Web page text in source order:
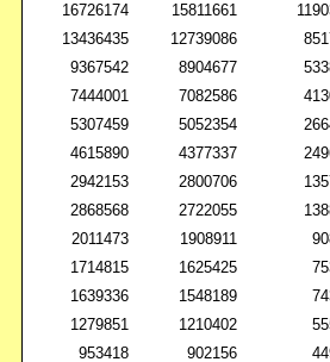
16726174 15811661
13436435 12739086
9367542 8904677
7444001 7082586
5307459 5052354
4615890 4377337
2942153 2800706
2868568 2722055
2011473 1908911
1714815 1625425
1639336 1548189
1279851 1210402
953418 902156